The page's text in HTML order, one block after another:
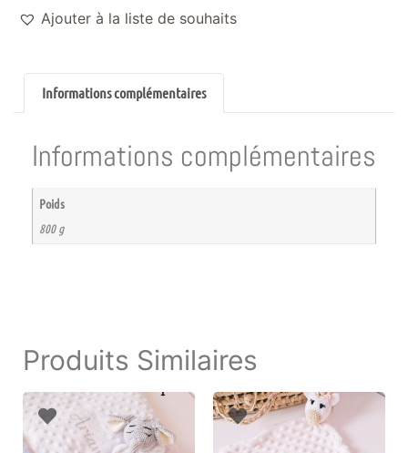
Ajouter à la liste de souhaits
Informations complémentaires
Informations complémentaires
Poids
800 g
Produits Similaires